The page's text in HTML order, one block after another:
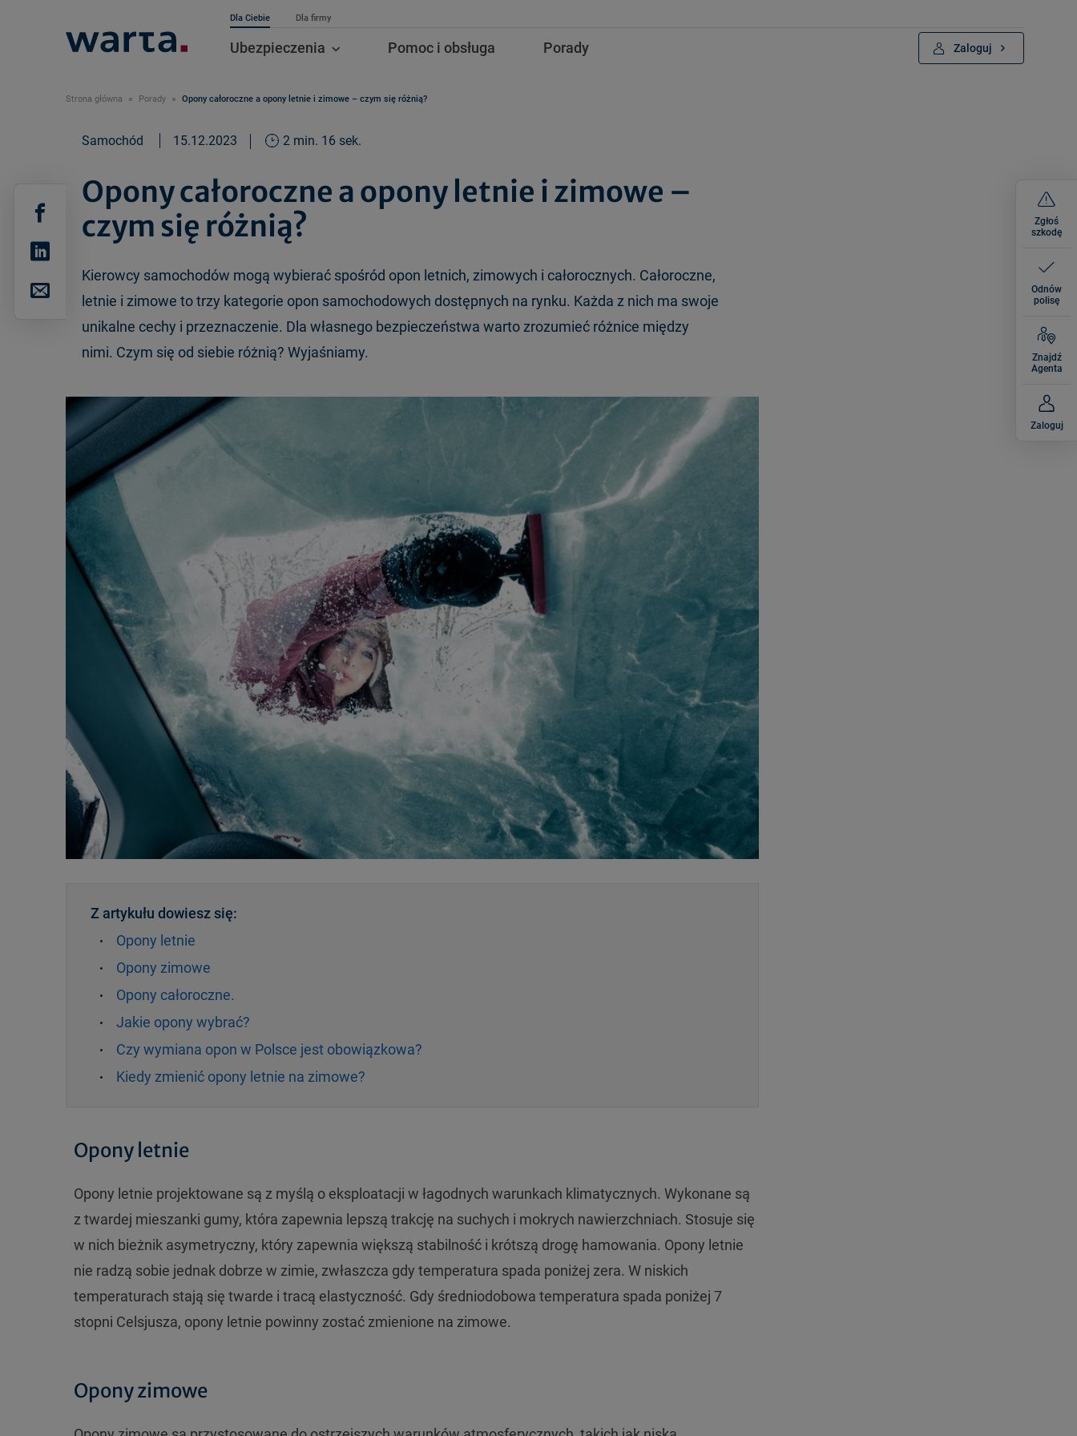
Dla Ciebie Dla firmy
Ubezpieczenia Pomoc i obsługa Porady Zaloguj
Strona główna Porady Opony całoroczne a opony letnie i zimowe – czym się różnią?
Samochód 15.12.2023 2 min. 16 sek.
Opony całoroczne a opony letnie i zimowe –
czym się różnią?
Kierowcy samochodów mogą wybierać spośród opon letnich, zimowych i całorocznych. Całoroczne,
letnie i zimowe to trzy kategorie opon samochodowych dostępnych na rynku. Każda z nich ma swoje
unikalne cechy i przeznaczenie. Dla własnego bezpieczeństwa warto zrozumieć różnice między
nimi. Czym się od siebie różnią? Wyjaśniamy.
Z artykułu dowiesz się:
Opony letnie
Opony zimowe
Opony całoroczne.
Jakie opony wybrać?
Czy wymiana opon w Polsce jest obowiązkowa?
Kiedy zmienić opony letnie na zimowe?
Opony letnie
Opony letnie projektowane są z myślą o eksploatacji w łagodnych warunkach klimatycznych. Wykonane są
z twardej mieszanki gumy, która zapewnia lepszą trakcję na suchych i mokrych nawierzchniach. Stosuje się
w nich bieżnik asymetryczny, który zapewnia większą stabilność i krótszą drogę hamowania. Opony letnie
nie radzą sobie jednak dobrze w zimie, zwłaszcza gdy temperatura spada poniżej zera. W niskich
temperaturach stają się twarde i tracą elastyczność. Gdy średniodobowa temperatura spada poniżej 7
stopni Celsjusza, opony letnie powinny zostać zmienione na zimowe.
Opony zimowe
Zgłoś
szkodę
Odnów
polisę
Znajdź
Agenta
Zaloguj